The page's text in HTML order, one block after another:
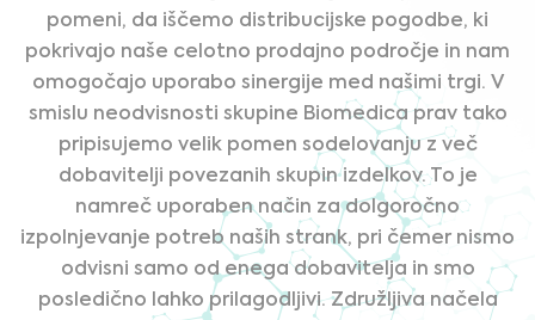
pomeni, da iščemo distribucijske pogodbe, ki
pokrivajo naše celotno prodajno področje in nam
omogočajo uporabo sinergije med našimi trgi. V
smislu neodvisnosti skupine Biomedica prav tako
pripisujemo velik pomen sodelovanju z več
dobavitelji povezanih skupin izdelkov. To je
namreč uporaben način za dolgoročno
izpolnjevanje potreb naših strank, pri čemer nismo
odvisni samo od enega dobavitelja in smo
posledično lahko prilagodljivi. Združljiva načela